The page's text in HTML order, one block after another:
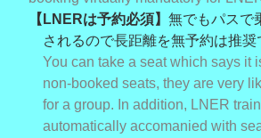
【LNERは予約必須】 無でもパスで
されるので長距離を無予約は推奨で
You can take a seat which says it
non-booked seats, they are very
for a group. In addition, LNER
automatically accomanied with seat